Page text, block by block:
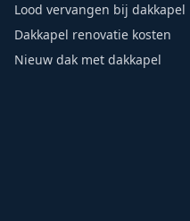
Lood vervangen bij dakkapel
Dakkapel renovatie kosten
Nieuw dak met dakkapel